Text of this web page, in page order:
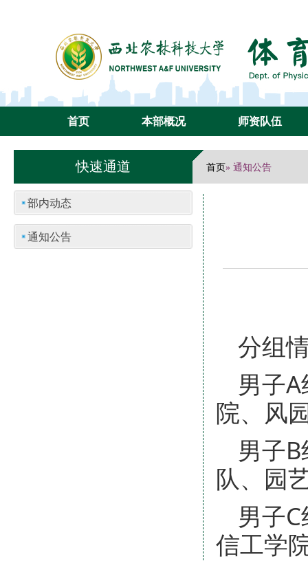
首页 本部概况 师资队伍
快速通道 首页» 通知公告
部内动态
通知公告
分组
男子
院、风
男子
队、园
男子
信工学